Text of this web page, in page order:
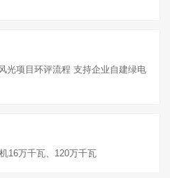
光项目环评流程 支持企业自建绿电
16万千瓦、120万千瓦